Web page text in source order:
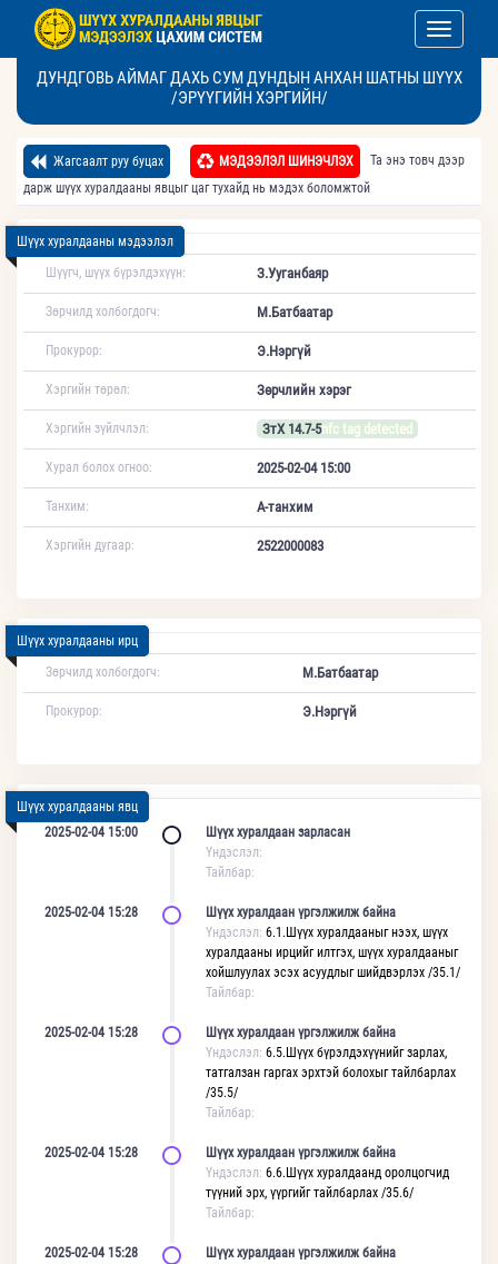
Toggle
ДУНДГОВЬ АЙМАГ ДАХЬ СУМ ДУНДЫН АНХАН ШАТНЫ ШҮҮХ
/ЭРҮҮГИЙН ХЭРГИЙН/
Жагсаалт руу буцах МЭДЭЭЛЭЛ ШИНЭЧЛЭХ
Та энэ товч дээр
дарж шүүх хуралдааны явцыг цаг тухайд нь мэдэх боломжтой
Шүүх хуралдааны мэдээлэл
Шүүгч, шүүх бүрэлдэхүүн:
З.Ууганбаяр
Зөрчилд холбогдогч: М.Батбаатар
Прокурор: Э.Нэргүй
Хэргийн төрөл: Зөрчлийн хэрэг
Хэргийн зүйлчлэл: ЗтХ 14.7-5nfc tag detected
Хурал болох огноо: 2025-02-04 15:00
Танхим: А-танхим
Хэргийн дугаар: 2522000083
Шүүх хуралдааны ирц
Зөрчилд холбогдогч:
М.Батбаатар
Прокурор: Э.Нэргүй
Шүүх хуралдааны явц
2025-02-04 15:00
Шүүх хуралдаан зарласан
Үндэслэл:
Тайлбар:
2025-02-04 15:28
Шүүх хуралдаан үргэлжилж байна
Үндэслэл: 6.1.Шүүх хуралдааныг нээх, шүүх
хуралдааны ирцийг илтгэх, шүүх хуралдааныг
хойшлуулах эсэх асуудлыг шийдвэрлэх /35.1/
Тайлбар:
2025-02-04 15:28
Шүүх хуралдаан үргэлжилж байна
Үндэслэл: 6.5.Шүүх бүрэлдэхүүнийг зарлах,
татгалзан гаргах эрхтэй болохыг тайлбарлах
/35.5/
Тайлбар:
2025-02-04 15:28
Шүүх хуралдаан үргэлжилж байна
Үндэслэл: 6.6.Шүүх хуралдаанд оролцогчид
түүний эрх, үүргийг тайлбарлах /35.6/
Тайлбар:
2025-02-04 15:28
Шүүх хуралдаан үргэлжилж байна